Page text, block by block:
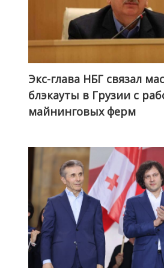
Экс-глава НБГ связал
блэкауты в Грузии с
майнинговых ферм